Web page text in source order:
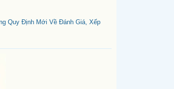
Quy Định Mới Về Đánh Giá, Xếp